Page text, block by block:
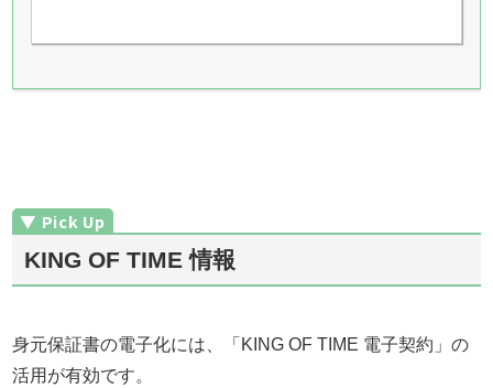
KING OF TIME 情報
身元保証書の電子化には、「KING OF TIME 電子契約」の
活用が有効です。